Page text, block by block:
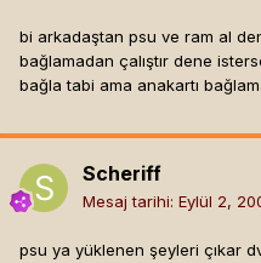
bi arkadaştan psu ve ram al
bağlamadan çalıştır dene
bağla tabi ama anakartı
Scheriff
Mesaj tarihi: Eylül 2,
psu ya yüklenen şeyleri çıkar